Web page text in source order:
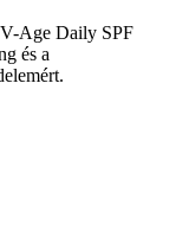
Age Daily SPF
és a